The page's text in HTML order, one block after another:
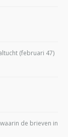
(februari 47)
de brieven in